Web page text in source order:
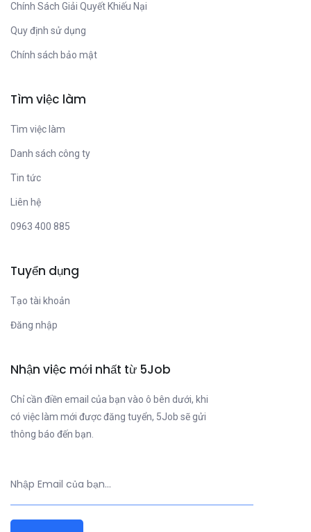
Chính Sách Giải Quyết Khiếu Nại
Quy định sử dụng
Chính sách bảo mật
Tìm việc làm
Tìm việc làm
Danh sách công ty
Tin tức
Liên hệ
0963 400 885
Tuyển dụng
Tạo tài khoản
Đăng nhập
Nhận việc mới nhất từ 5Job
Chỉ cần điền email của bạn vào ô bên dưới, khi
có việc làm mới được đăng tuyển, 5Job sẽ gửi
thông báo đến bạn.